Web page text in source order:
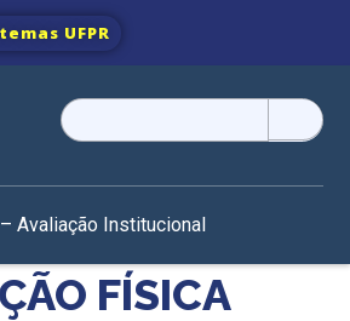
UFPR
Pesquisar
por:
Avaliação Institucional
FÍSICA